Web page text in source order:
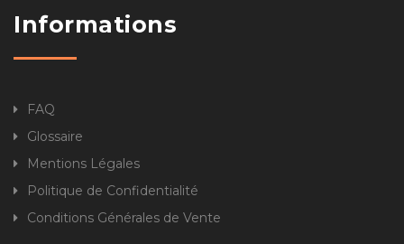
Informations
FAQ
Glossaire
Mentions Légales
Politique de Confidentialité
Conditions Générales de Vente